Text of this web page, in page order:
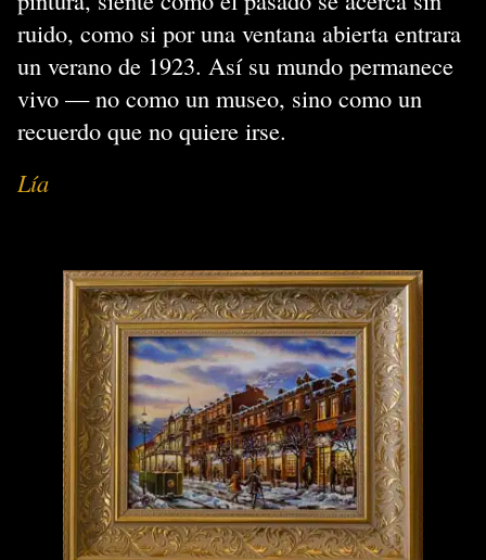
ruido, como si por una ventana abierta entrara
un verano de 1923. Así su mundo permanece
vivo — no como un museo, sino como un
recuerdo que no quiere irse.
Lía